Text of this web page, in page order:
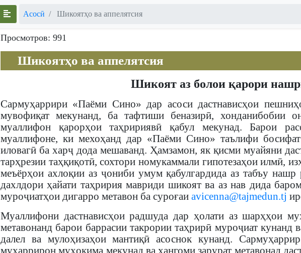
Асосӣ Шикоятҳо ва аппелятсия
Просмотров: 991
Шикоятҳо ва аппелятсия
Шикоят аз болои қарори
Сармуҳаррири «Паёми Сино» дар асоси дастнависҳои
мувофиқат мекунанд, ба тафтиши беназирӣ, хонданибобии
муаллифон қарорҳои таҳририявӣ қабул мекунад. Барои
муаллифоне, ки мехоҳанд дар «Паёми Сино» таълифи
иловагӣ ба харҷ дода мешаванд. Ҳамзамон, як қисми муайяни
тарҳрезии таҳқиқотӣ, сохтори номукаммали гипотезаҳои илмӣ,
меъёрҳои ахлоқии аз ҷониби умум қабулгардида аз табъу
дахлдори ҳайати таҳририя мавриди шикоят ва аз нав дида
муроҷиатҳои дигарро метавон ба суроғаи avicenna@tajmedun.tj
Муаллифони дастнависҳои радшуда дар ҳолати аз шарҳҳои
метавонанд барои баррасии такрории таҳрирӣ муроҷиат кунанд
далел ва мулоҳизаҳои мантиқӣ асоснок кунанд.
муҳаррирон муҳокима мекунад ва ҳангоми зарурат метавонад